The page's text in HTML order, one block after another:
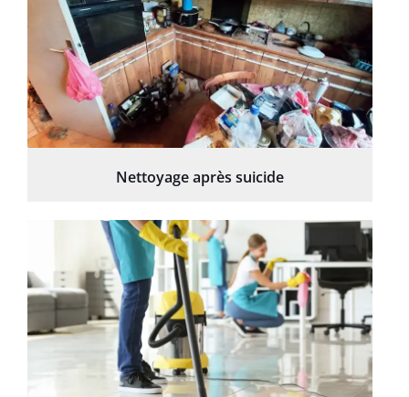
Nettoyage après suicide